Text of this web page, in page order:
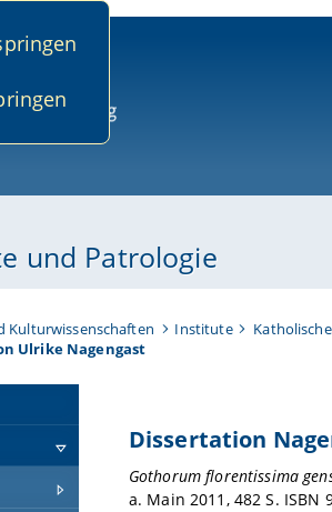
und Patrologie
Kulturwissenschaften Institute
Ulrike Nagengast
Dissertation
Gothorum florentissima
a. Main 2011, 482 S. ISBN